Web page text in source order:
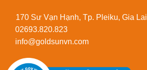
170 Sư Vạn Hạnh, Tp. Pleiku, Gia Lai
02693.820.823
info@goldsunvn.com